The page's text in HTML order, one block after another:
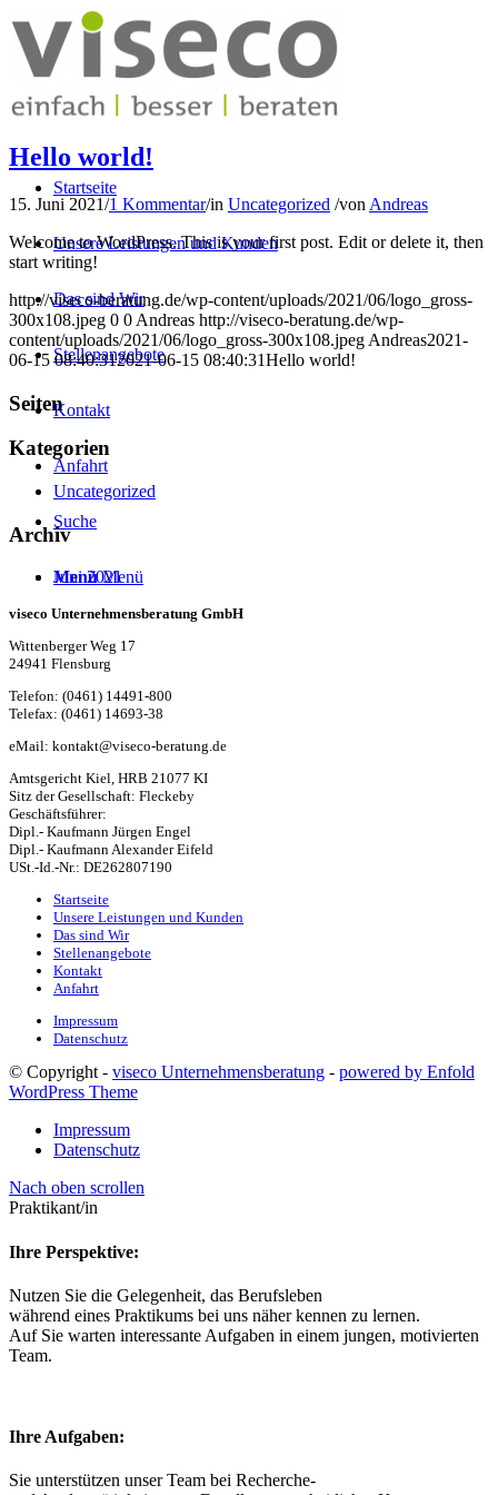
Startseite
Unsere Leistungen und Kunden
Das sind Wir
Stellenangebote
Kontakt
Anfahrt
Suche
Menü Menü
Hello world!
15. Juni 2021/1 Kommentar/in Uncategorized /von Andreas
Welcome to WordPress. This is your first post. Edit or delete it, then
start writing!
http://viseco-beratung.de/wp-content/uploads/2021/06/logo_gross-
300x108.jpeg 0 0 Andreas http://viseco-beratung.de/wp-
content/uploads/2021/06/logo_gross-300x108.jpeg Andreas2021-
06-15 08:40:312021-06-15 08:40:31Hello world!
Seiten
Kategorien
Uncategorized
Archiv
Juni 2021
viseco Unternehmensberatung GmbH
Wittenberger Weg 17
24941 Flensburg
Telefon: (0461) 14491-800
Telefax: (0461) 14693-38
eMail: kontakt@viseco-beratung.de
Amtsgericht Kiel, HRB 21077 KI
Sitz der Gesellschaft: Fleckeby
Geschäftsführer:
Dipl.- Kaufmann Jürgen Engel
Dipl.- Kaufmann Alexander Eifeld
USt.-Id.-Nr.: DE262807190
Startseite
Unsere Leistungen und Kunden
Das sind Wir
Stellenangebote
Kontakt
Anfahrt
Impressum
Datenschutz
© Copyright - viseco Unternehmensberatung - powered by Enfold
WordPress Theme
Impressum
Datenschutz
Nach oben scrollen
Praktikant/in
Ihre Perspektive:
Nutzen Sie die Gelegenheit, das Berufsleben
während eines Praktikums bei uns näher kennen zu lernen.
Auf Sie warten interessante Aufgaben in einem jungen, motivierten
Team.
Ihre Aufgaben:
Sie unterstützen unser Team bei Recherche-